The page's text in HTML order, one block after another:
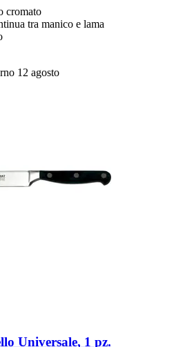
cromato
tra manico e lama
12 agosto
Universale, 1 pz.